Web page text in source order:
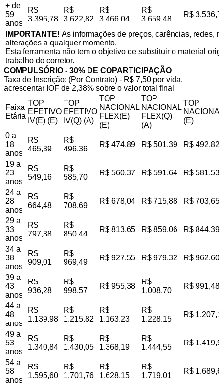
+ de
59
anos
R$
3.396,78
R$
3.622,82
R$
3.466,04
R$
3.659,48
R$
IMPORTANTE! As informações de preços, carências,
alterações a qualquer momento.
Esta ferramenta não tem o objetivo de substituir o material
trabalho do corretor.
COMPULSÓRIO - 30% DE COPARTICIPAÇÃO
Taxa de Inscrição: (Por Contrato) - R$ 7,50 por vida,
acrescentar IOF de 2,38% sobre o valor total final
Faixa
Etária
TOP
EFETIVO
IV(E) (E)
TOP
EFETIVO
IV(Q) (A)
TOP
NACIONAL
FLEX(E)
(E)
TOP
NACIONAL
FLEX(Q)
(A)
TOP
(E)
0 a
18
anos
R$
465,39
R$
496,36
R$ 474,89 R$ 501,39 R$ 492,82
19 a
23
anos
R$
549,16
R$
585,70
R$ 560,37 R$ 591,64 R$ 581,53
24 a
28
anos
R$
664,48
R$
708,69
R$ 678,04 R$ 715,88 R$ 703,65
29 a
33
anos
R$
797,38
R$
850,44
R$ 813,65 R$ 859,06 R$ 844,39
34 a
38
anos
R$
909,01
R$
969,49
R$ 927,55 R$ 979,32 R$ 962,60
39 a
43
anos
R$
936,28
R$
998,57
R$ 955,38
R$
1.008,70
R$ 991,48
44 a
48
anos
R$
1.139,98
R$
1.215,82
R$
1.163,23
R$
1.228,15
R$
49 a
53
anos
R$
1.340,84
R$
1.430,05
R$
1.368,19
R$
1.444,55
R$
54 a
58
anos
R$
1.595,60
R$
1.701,76
R$
1.628,15
R$
1.719,01
R$